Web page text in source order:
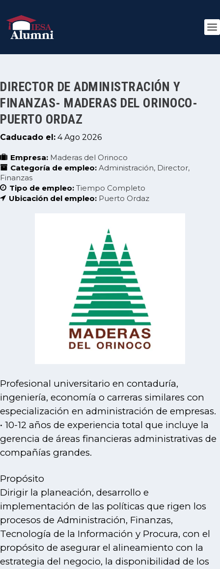
DIRECTOR DE ADMINISTRACIÓN Y
FINANZAS- MADERAS DEL ORINOCO-
PUERTO ORDAZ
Caducado el: 4 Ago 2026
Empresa: Maderas del Orinoco
Categoría de empleo: Administración Director
Finanzas
Tipo de empleo: Tiempo Completo
Ubicación del empleo: Puerto Ordaz
Profesional universitario en contaduría,
ingeniería, economía o carreras similares con
especialización en administración de empresas.
• 10-12 años de experiencia total que incluye la
gerencia de áreas financieras administrativas de
compañías grandes.
Propósito
Dirigir la planeación, desarrollo e
implementación de las políticas que rigen los
procesos de Administración, Finanzas,
Tecnología de la Información y Procura, con el
propósito de asegurar el alineamiento con la
estrategia del negocio, la disponibilidad de los